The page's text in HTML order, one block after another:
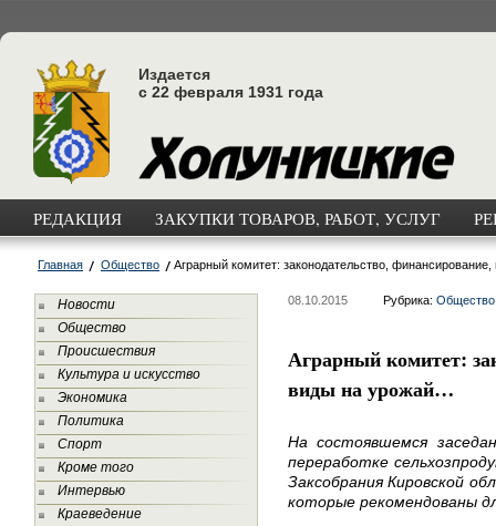
Издается
с 22 февраля 1931 года
РЕДАКЦИЯ ЗАКУПКИ ТОВАРОВ, РАБОТ, УСЛУГ
Главная Общество Аграрный комитет: законодательство,
Новости
Общество
Происшествия
Культура и искусство
Экономика
Политика
Спорт
Кроме того
Интервью
Краеведение
08.10.2015 Рубрика: Общество
Аграрный комитет:
виды на урожай…
На состоявшемся
переработке
Заксобрания Кировской
которые рекомендованы